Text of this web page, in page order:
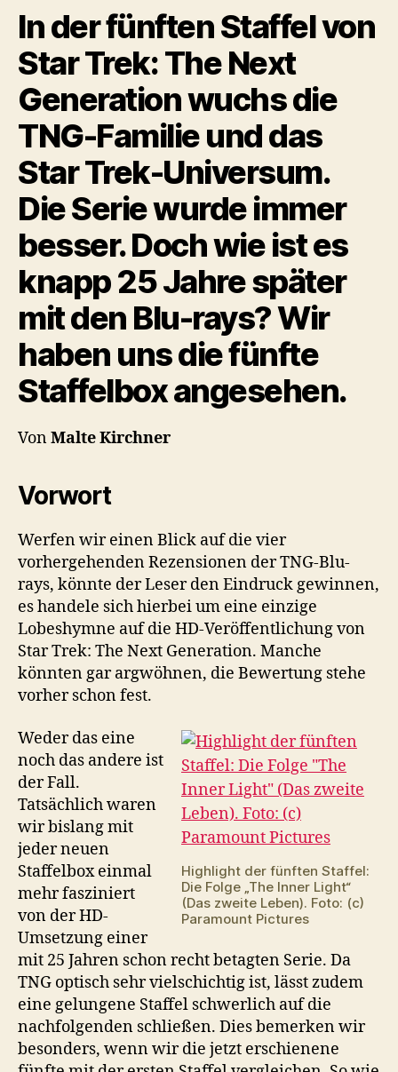
(HD)
In der fünften Staffel von
Star Trek: The Next
Generation wuchs die
TNG-Familie und das
Star Trek-Universum.
Die Serie wurde immer
besser. Doch wie ist es
knapp 25 Jahre später
mit den Blu-rays? Wir
haben uns die fünfte
Staffelbox angesehen.
VonMalte Kirchner
Vorwort
Werfen wir einen Blick auf die vier
vorhergehenden Rezensionen der TNG-Blu-
rays, könnte der Leser den Eindruck gewinnen,
es handele sich hierbei um eine einzige
Lobeshymne auf die HD-Veröffentlichung von
Star Trek: The Next Generation. Manche
könnten gar argwöhnen, die Bewertung stehe
vorher schon fest.
Highlight der fünften Staffel:
Die Folge „The Inner Light“
(Das zweite Leben). Foto: (c)
Paramount Pictures
Weder das eine
noch das andere ist
der Fall.
Tatsächlich waren
wir bislang mit
jeder neuen
Staffelbox einmal
mehr fasziniert
von der HD-
Umsetzung einer
mit 25 Jahren schon recht betagten Serie. Da
TNG optisch sehr vielschichtig ist, lässt zudem
eine gelungene Staffel schwerlich auf die
nachfolgenden schließen. Dies bemerken wir
besonders, wenn wir die jetzt erschienene